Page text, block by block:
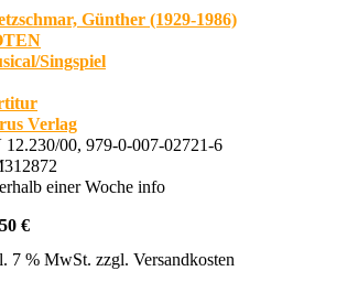
Günther (1929-1986)
Singspiel
Verlag
12.230/00, 979-0-007-02721-6
einer Woche info
€
7 % MwSt. zzgl. Versandkosten